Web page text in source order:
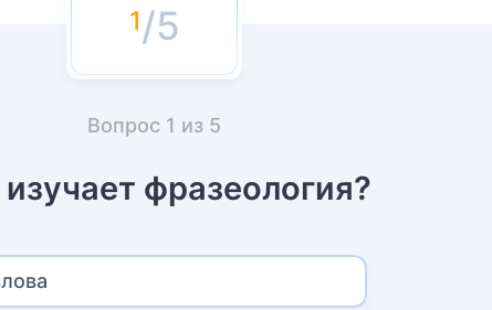
/5
Вопрос 1 из 5
фразеология?